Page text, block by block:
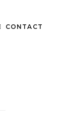
CONTACT